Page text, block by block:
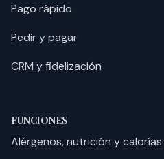
Pago rápido
Pedir y pagar
CRM y fidelización
FUNCIONES
Alérgenos, nutrición y calorías